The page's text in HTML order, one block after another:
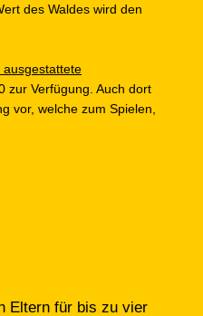
des Waldes wird den
ausgestattete
zur Verfügung. Auch dort
vor, welche zum Spielen,
Eltern für bis zu vier